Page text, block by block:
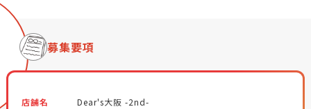
募集要項
店舗名 Dear's大阪 -2nd-